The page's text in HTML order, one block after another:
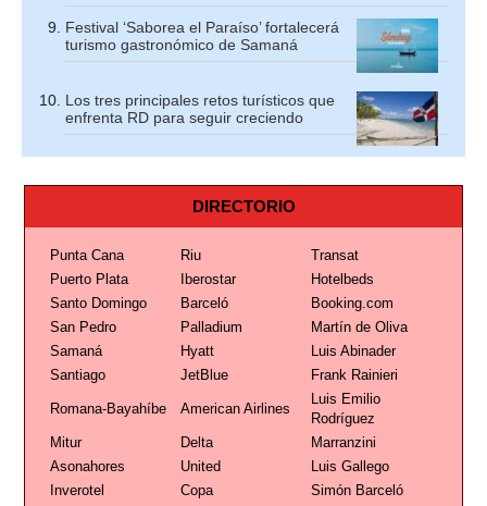
Festival ‘Saborea el Paraíso’ fortalecerá
turismo gastronómico de Samaná
Los tres principales retos turísticos que
enfrenta RD para seguir creciendo
DIRECTORIO
Punta Cana Riu
Transat
Puerto Plata
Iberostar
Hotelbeds
Santo Domingo
Barceló
Booking.com
San Pedro
Palladium
Martín de Oliva
Samaná
Hyatt
Luis Abinader
Santiago
JetBlue Frank Rainieri
Romana-Bayahíbe American Airlines
Luis Emilio
Rodríguez
Mitur
Delta
Marranzini
Asonahores
United
Luis Gallego
Inverotel
Copa
Simón Barceló